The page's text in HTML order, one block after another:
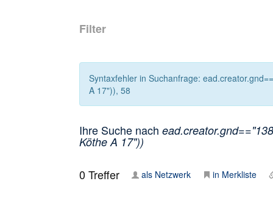
Filter
Syntaxfehler in Suchanfrage:
A 17")), 58
Ihre Suche nach
Köthe A 17"))
0Treffer als Netzwerk in Merkliste